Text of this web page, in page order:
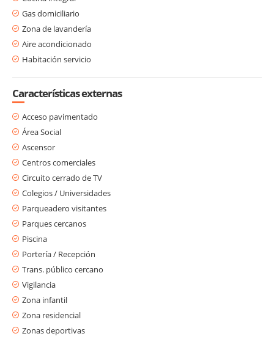
Gas domiciliario
Zona de lavandería
Aire acondicionado
Habitación servicio
Características externas
Acceso pavimentado
Área Social
Ascensor
Centros comerciales
Circuito cerrado de TV
Colegios / Universidades
Parqueadero visitantes
Parques cercanos
Piscina
Portería / Recepción
Trans. público cercano
Vigilancia
Zona infantil
Zona residencial
Zonas deportivas